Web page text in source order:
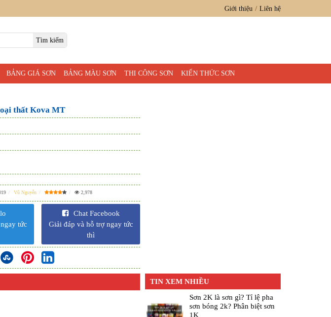
Giới thiệu Liên hệ
BẢNG GIÁ SƠN BẢNG MÀU SƠN THI CÔNG SƠN KIẾN THỨC SƠN
thất Kova MT
Vũ Nguyễn 2,978
tức
Chat Facebook
Giải đáp và hỗ trợ ngay tức
thì
TIN XEM NHIỀU
Sơn 2K là sơn gì? Tỉ lệ pha
sơn bóng 2k? Phân biệt sơn
1K